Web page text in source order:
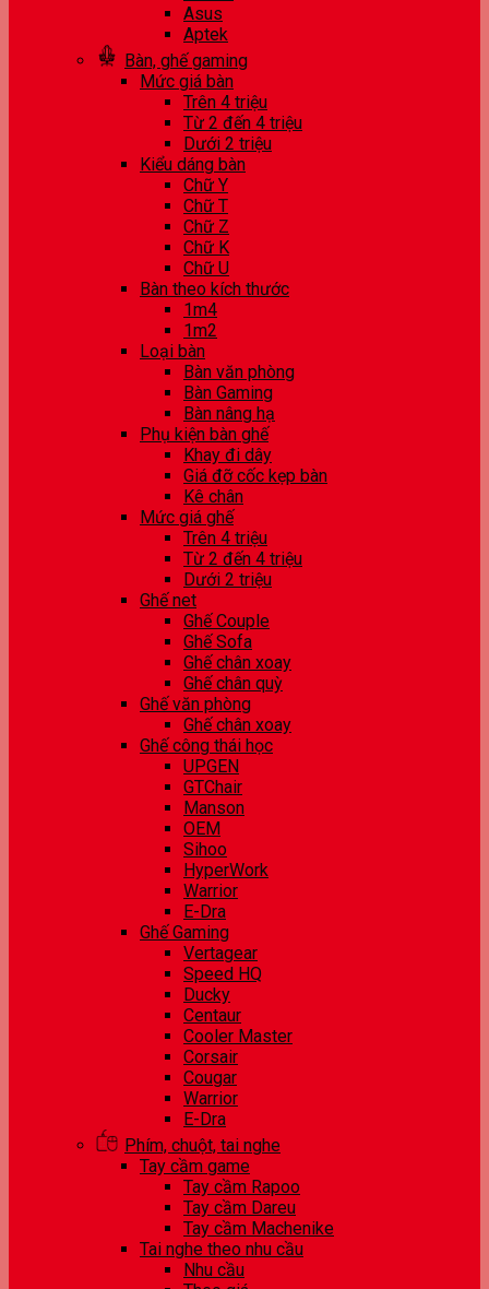
Asus
Aptek
Bàn, ghế gaming
Mức giá bàn
Trên 4 triệu
Từ 2 đến 4 triệu
Dưới 2 triệu
Kiểu dáng bàn
Chữ Y
Chữ T
Chữ Z
Chữ K
Chữ U
Bàn theo kích thước
1m4
1m2
Loại bàn
Bàn văn phòng
Bàn Gaming
Bàn nâng hạ
Phụ kiện bàn ghế
Khay đi dây
Giá đỡ cốc kẹp bàn
Kê chân
Mức giá ghế
Trên 4 triệu
Từ 2 đến 4 triệu
Dưới 2 triệu
Ghế net
Ghế Couple
Ghế Sofa
Ghế chân xoay
Ghế chân quỳ
Ghế văn phòng
Ghế chân xoay
Ghế công thái học
UPGEN
GTChair
Manson
OEM
Sihoo
HyperWork
Warrior
E-Dra
Ghế Gaming
Vertagear
Speed HQ
Ducky
Centaur
Cooler Master
Corsair
Cougar
Warrior
E-Dra
Phím, chuột, tai nghe
Tay cầm game
Tay cầm Rapoo
Tay cầm Dareu
Tay cầm Machenike
Tai nghe theo nhu cầu
Nhu cầu